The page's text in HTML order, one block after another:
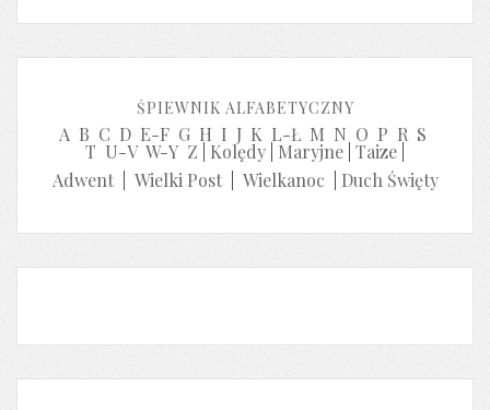
ŚPIEWNIK ALFABETYCZNY
A B C D E-F G H I J K L-Ł M N O P R S
T U-V W-Y Z Kolędy Maryjne Taize
Adwent| Wielki Post| Wielkanoc Duch Święty